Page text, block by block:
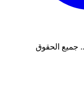
. جميع الحقوق